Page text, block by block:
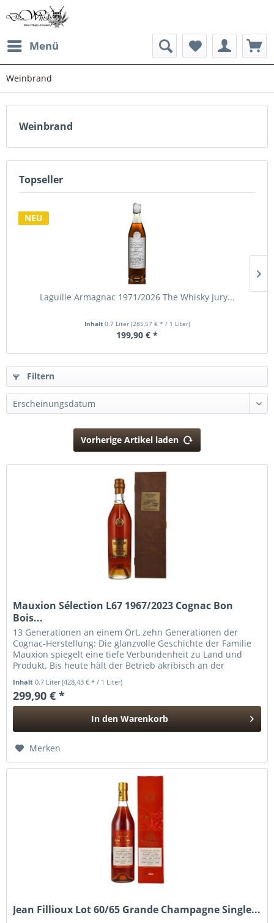
Menü
Weinbrand
Weinbrand
Topseller
NEU
Laguille Armagnac 1971/2026 The Whisky Jury...
Inhalt 0.7 Liter (285,57 € * / 1 Liter)
199,90 € *
Filtern
Vorherige Artikel laden
Mauxion Sélection L67 1967/2023 Cognac Bon
Bois...
13 Generationen an einem Ort, zehn Generationen der
Cognac-Herstellung: Die glanzvolle Geschichte der Familie
Mauxion spiegelt eine tiefe Verbundenheit zu Land und
Produkt. Bis heute hält der Betrieb akribisch an der
Inhalt0.7 Liter(428,43 € * / 1 Liter)
299,90 € *
In den Warenkorb
Merken
Jean Fillioux Lot 60/65 Grande Champagne Single...